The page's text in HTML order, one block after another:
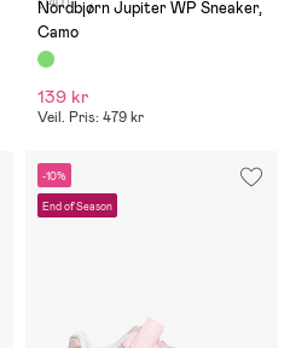
første anmeldelse, men nå...
Etter 2 dagers bruk
Nordbjørn Jupiter WP Sneaker,
Camo
139 kr
Veil. Pris: 479 kr
-10%
End of Season